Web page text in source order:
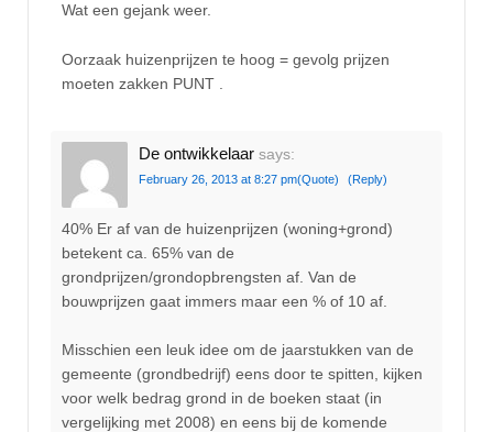
Wat een gejank weer.
Oorzaak huizenprijzen te hoog = gevolg prijzen
moeten zakken PUNT .
De ontwikkelaar says:
February 26, 2013 at 8:27 pm(Quote) (Reply)
40% Er af van de huizenprijzen (woning+grond)
betekent ca. 65% van de
grondprijzen/grondopbrengsten af. Van de
bouwprijzen gaat immers maar een % of 10 af.
Misschien een leuk idee om de jaarstukken van de
gemeente (grondbedrijf) eens door te spitten, kijken
voor welk bedrag grond in de boeken staat (in
vergelijking met 2008) en eens bij de komende